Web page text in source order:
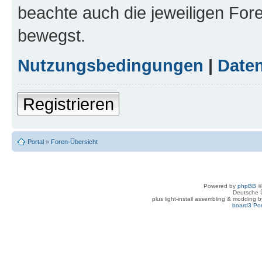
beachte auch die jeweiligen
bewegst.
Nutzungsbedingungen |
Registrieren
Portal » Foren-Übersicht
Powered by phpBB
Deutsche
plus light-install assembling & modding
board3